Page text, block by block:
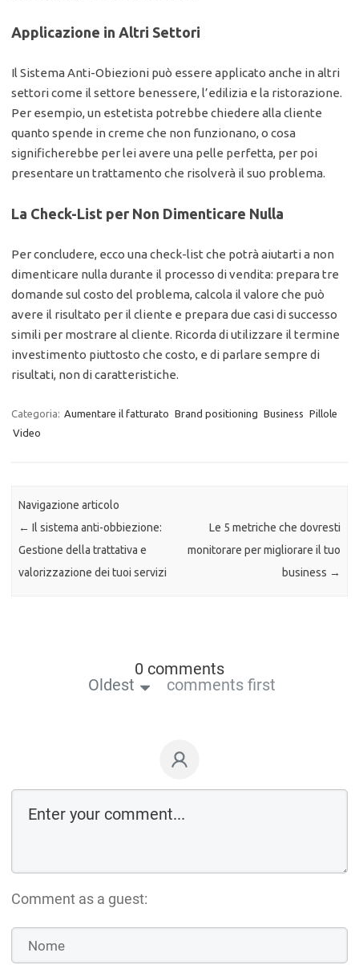
Applicazione in Altri Settori
Il Sistema Anti-Obiezioni può essere applicato anche in altri
settori come il settore benessere, l’edilizia e la ristorazione.
Per esempio, un estetista potrebbe chiedere alla cliente
quanto spende in creme che non funzionano, o cosa
significherebbe per lei avere una pelle perfetta, per poi
presentare un trattamento che risolverà il suo problema.
La Check-List per Non Dimenticare Nulla
Per concludere, ecco una check-list che potrà aiutarti a non
dimenticare nulla durante il processo di vendita: prepara tre
domande sul costo del problema, calcola il valore che può
avere il risultato per il cliente e prepara due casi di successo
simili per mostrare al cliente. Ricorda di utilizzare il termine
investimento piuttosto che costo, e di parlare sempre di
risultati, non di caratteristiche.
Categoria: Aumentare il fatturato Brand positioning Business Pillole
Video
Navigazione articolo
← Il sistema anti-obbiezione:
Gestione della trattativa e
valorizzazione dei tuoi servizi
Le 5 metriche che dovresti
monitorare per migliorare il tuo
business →
0 comments
Oldest
comments first
Comment as a guest: